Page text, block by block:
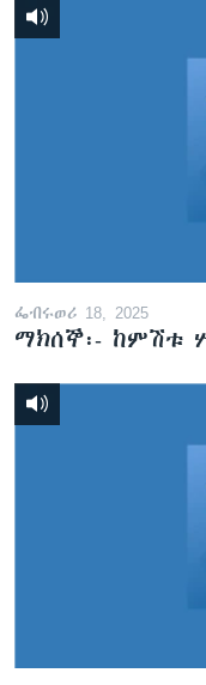
ፌብሩወሪ 18, 2025
ማክሰኞ፡- ከምሽቱ